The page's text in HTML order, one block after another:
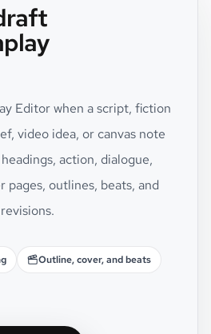
Editor when a script, fiction
video idea, or canvas note
action, dialogue,
pages, outlines, beats, and
Outline, cover, and beats